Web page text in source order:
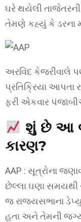
ઘરે થયેલી તાજેતરની
તેમણે કહ્યું કે ડરના
અરવિંદ કેજરીવાલે
પ્રતિક્રિયા આપતા
ફરી એકવાર
શું છે આ
કારણ?
AAP : સૂત્રોના
છેલ્લા ઘણા સમયથી
જ રાજ્યસભાના
હતા અને તેમની